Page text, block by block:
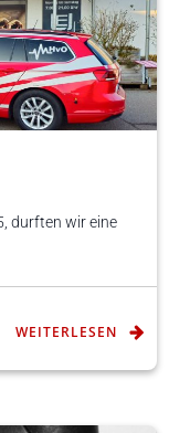
durften wir eine
WEITERLESEN